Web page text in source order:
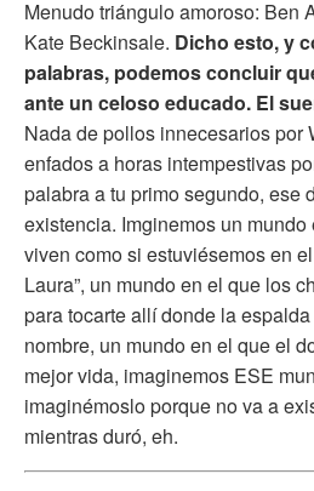
Menudo triángulo amoroso: Ben
Kate Beckinsale. Dicho esto, y
palabras, podemos concluir
ante un celoso educado. El
Nada de pollos innecesarios por
enfados a horas intempestivas
palabra a tu primo segundo, ese
existencia. Imginemos un
viven como si estuviésemos en
Laura”, un mundo en el que los
para tocarte allí donde la
nombre, un mundo en el que el
mejor vida, imaginemos ESE
imaginémoslo porque no va a
mientras duró, eh.